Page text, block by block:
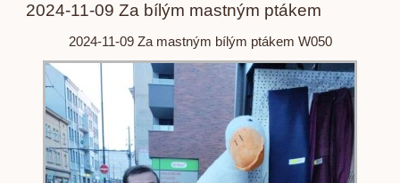
2024-11-09 Za bílým mastným ptákem
2024-11-09 Za mastným bílým ptákem W050